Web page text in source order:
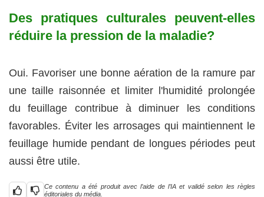
Des pratiques culturales peuvent-elles
réduire la pression de la maladie?
Oui. Favoriser une bonne aération de la ramure par
une taille raisonnée et limiter l'humidité prolongée
du feuillage contribue à diminuer les conditions
favorables. Éviter les arrosages qui maintiennent le
feuillage humide pendant de longues périodes peut
aussi être utile.
Ce contenu a été produit avec l’aide de l’IA et validé selon les règles
éditoriales du média.